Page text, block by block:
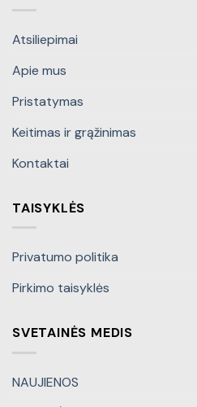
Atsiliepimai
Apie mus
Pristatymas
Keitimas ir grąžinimas
Kontaktai
TAISYKLĖS
Privatumo politika
Pirkimo taisyklės
SVETAINĖS MEDIS
NAUJIENOS